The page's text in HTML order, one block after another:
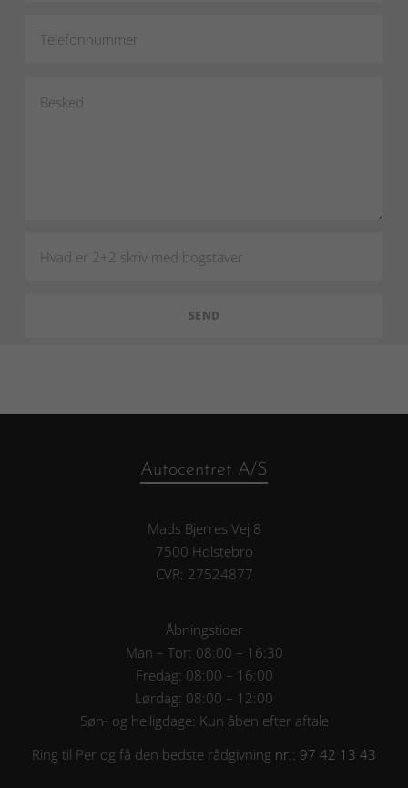
Autocentret A/S
Mads Bjerres Vej 8
7500 Holstebro
CVR: 27524877
Åbningstider
Man – Tor: 08:00 – 16:30
Fredag: 08:00 – 16:00
Lørdag: 08:00 – 12:00
Søn- og helligdage: Kun åben efter aftale
Ring til Per og få den bedste rådgivning nr.: 97 42 13 43